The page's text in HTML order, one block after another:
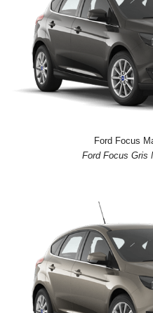
Ford Focus
Ford Focus Gris